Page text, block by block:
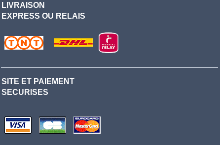
LIVRAISON
EXPRESS OU RELAIS
SITE ET PAIEMENT
SECURISES